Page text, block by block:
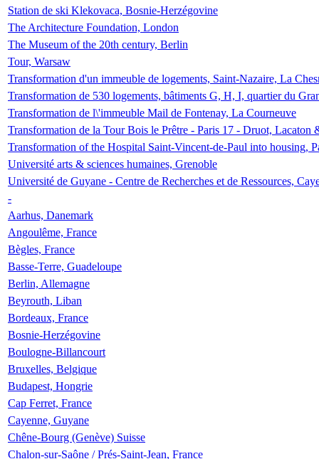
Station de ski Klekovaca, Bosnie-Herzégovine
The Architecture Foundation, London
The Museum of the 20th century, Berlin
Tour, Warsaw
Transformation d'un immeuble de logements, Saint-Nazaire, La
Transformation de 530 logements, bâtiments G, H, I, quartier du
Transformation de l\'immeuble Mail de Fontenay, La Courneuve
Transformation de la Tour Bois le Prêtre - Paris 17 - Druot, Lacaton
Transformation of the Hospital Saint-Vincent-de-Paul into housing,
Université arts & sciences humaines, Grenoble
Université de Guyane - Centre de Recherches et de Ressources,
-
Aarhus, Danemark
Angoulême, France
Bègles, France
Basse-Terre, Guadeloupe
Berlin, Allemagne
Beyrouth, Liban
Bordeaux, France
Bosnie-Herzégovine
Boulogne-Billancourt
Bruxelles, Belgique
Budapest, Hongrie
Cap Ferret, France
Cayenne, Guyane
Chêne-Bourg (Genève) Suisse
Chalon-sur-Saône / Prés-Saint-Jean, France